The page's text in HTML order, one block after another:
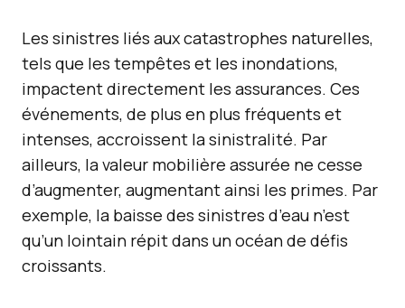
Les sinistres liés aux catastrophes naturelles,
tels que les tempêtes et les inondations,
impactent directement les assurances. Ces
événements, de plus en plus fréquents et
intenses, accroissent la sinistralité. Par
ailleurs, la valeur mobilière assurée ne cesse
d’augmenter, augmentant ainsi les primes. Par
exemple, la baisse des sinistres d’eau n’est
qu’un lointain répit dans un océan de défis
croissants.